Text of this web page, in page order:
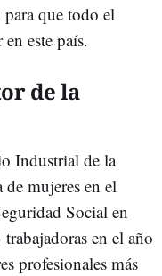
que todo el
este país.
de la
Industrial de la
mujeres en el
Social en
en el año
profesionales más